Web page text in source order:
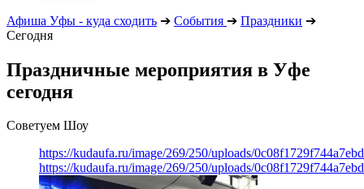
Афиша Уфы - куда сходить ➔ События ➔ Праздники ➔
Сегодня
Праздничные мероприятия в Уфе
сегодня
Советуем Шоу
https://kudaufa.ru/image/269/250/uploads/
https://kudaufa.ru/image/269/250/uploads/